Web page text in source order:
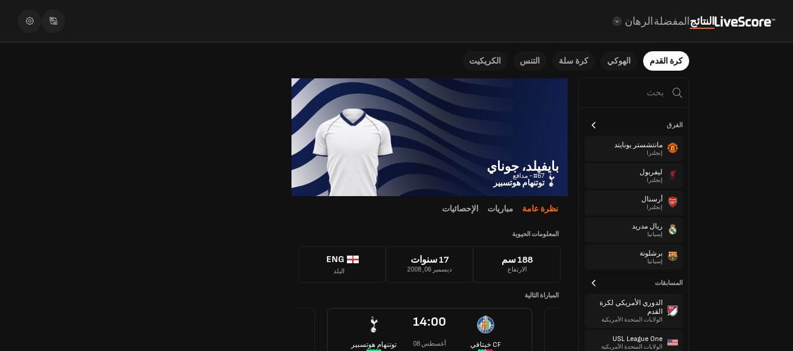
النتائجالمفضلةالرهان
كرة القدم الهوكي كرة سلة التنس الكريكيت
الفرق
مانتشستر يونايتد
إنجلترا
ليفربول
إنجلترا
أرسنال
إنجلترا
ريال مدريد
إسبانيا
برشلونة
إسبانيا
المسابقات
الدوري الأمريكي لكرة
القدم
الولايات المتحدة الأمريكية
USL League One
الولايات المتحدة الأمريكية
بايفيلد، جوناي
#67 - مدافع
توتنهام هوتسبير
نظرة عامة مباريات الإحصائيات
المعلومات الحيوية
188 سم
الارتفاع
17 سنوات
ديسمبر 06, 2008
ENG
البلد
المباراة التالية
توتنهام هوتسبير
14:00
08 أغسطس خيتافي CF